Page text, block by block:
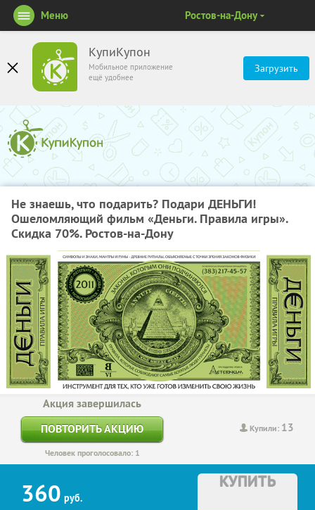
КупиКупон
Мобильное приложение
ещё удобнее
Загрузить
Меню Ростов-на-Дону
Не знаешь, что подарить? Подари ДЕНЬГИ!
Ошеломляющий фильм «Деньги. Правила игры».
Скидка 70%. Ростов-на-Дону
Купили: 13
Акция завершилась
ПОВТОРИТЬ АКЦИЮ
Человек проголосовало: 1
360 руб.
КУПИТЬ